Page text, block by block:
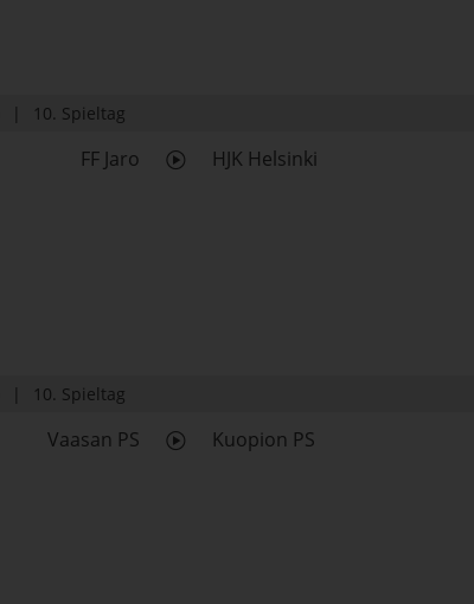
10. Spieltag
FF Jaro HJK Helsinki
10. Spieltag
Vaasan PS Kuopion PS